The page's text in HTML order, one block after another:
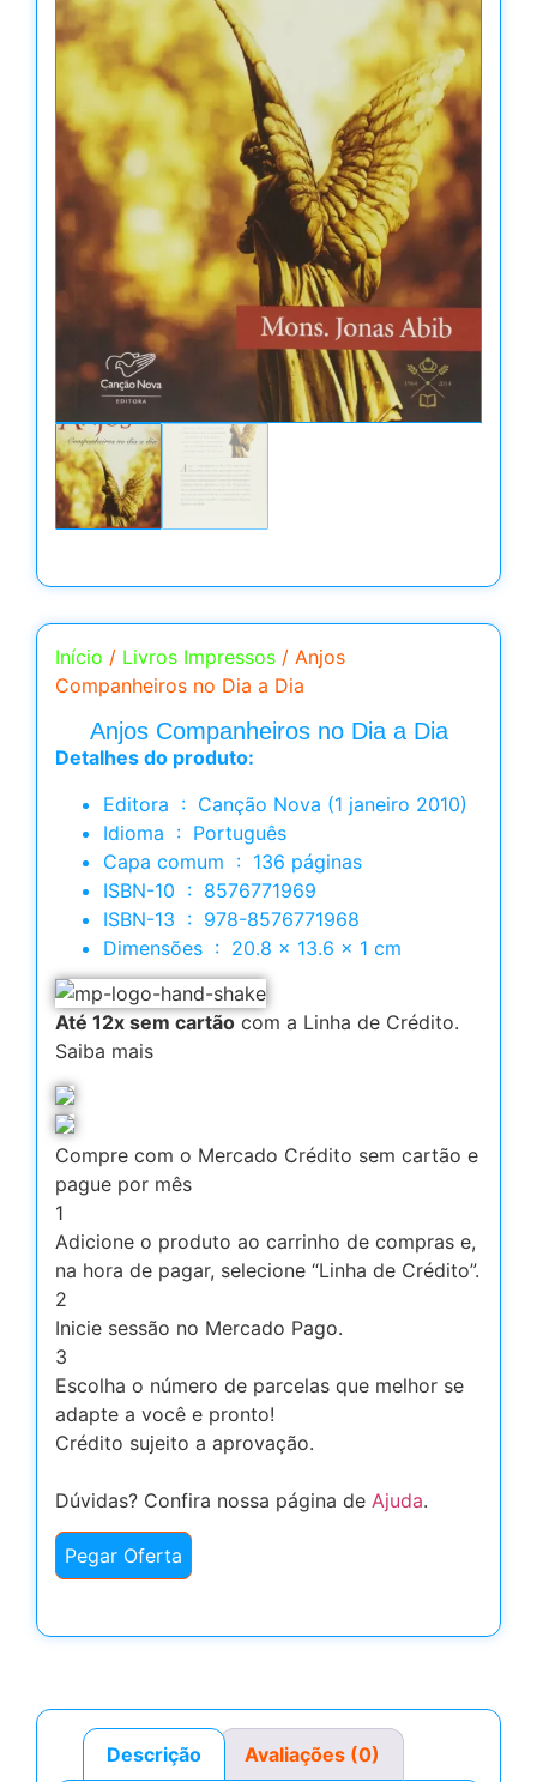
Início / Livros Impressos / Anjos
Companheiros no Dia a Dia
Anjos Companheiros no Dia a Dia
Detalhes do produto:
Editora ‏ : ‎ Canção Nova (1 janeiro 2010)
Idioma ‏ : ‎ Português
Capa comum ‏ : ‎ 136 páginas
ISBN-10 ‏ : ‎ 8576771969
ISBN-13 ‏ : ‎ 978-8576771968
Dimensões ‏ : ‎ 20.8 x 13.6 x 1 cm
Até 12x sem cartão com a Linha de Crédito.
Saiba mais
Compre com o Mercado Crédito sem cartão e
pague por mês
1
Adicione o produto ao carrinho de compras e,
na hora de pagar, selecione “Linha de Crédito”.
2
Inicie sessão no Mercado Pago.
3
Escolha o número de parcelas que melhor se
adapte a você e pronto!
Crédito sujeito a aprovação.
Dúvidas? Confira nossa página de Ajuda.
Pegar Oferta
Descrição Avaliações (0)